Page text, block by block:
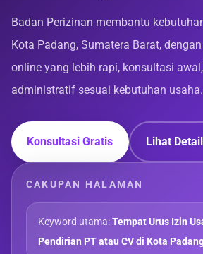
Badan Perizinan membantu
Kota Padang, Sumatera Barat,
online yang lebih rapi, konsultasi
administratif sesuai kebutuhan usaha.
Konsultasi Gratis Lihat
CAKUPAN HALAMAN
Keyword utama:Tempat Urus Izin
Pendirian PT atau CV di Kota